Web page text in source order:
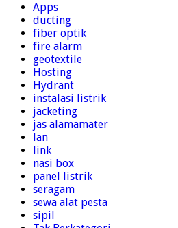
Apps
ducting
fiber optik
fire alarm
geotextile
Hosting
Hydrant
instalasi listrik
jacketing
jas alamamater
lan
link
nasi box
panel listrik
seragam
sewa alat pesta
sipil